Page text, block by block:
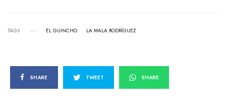
TAGS EL GUINCHO LA MALA RODRÍGUEZ
SHARE TWEET SHARE